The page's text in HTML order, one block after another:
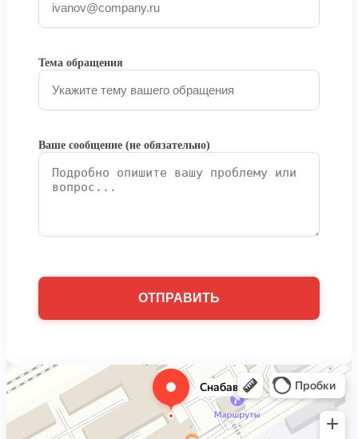
Тема обращения
Ваше сообщение (не обязательно)